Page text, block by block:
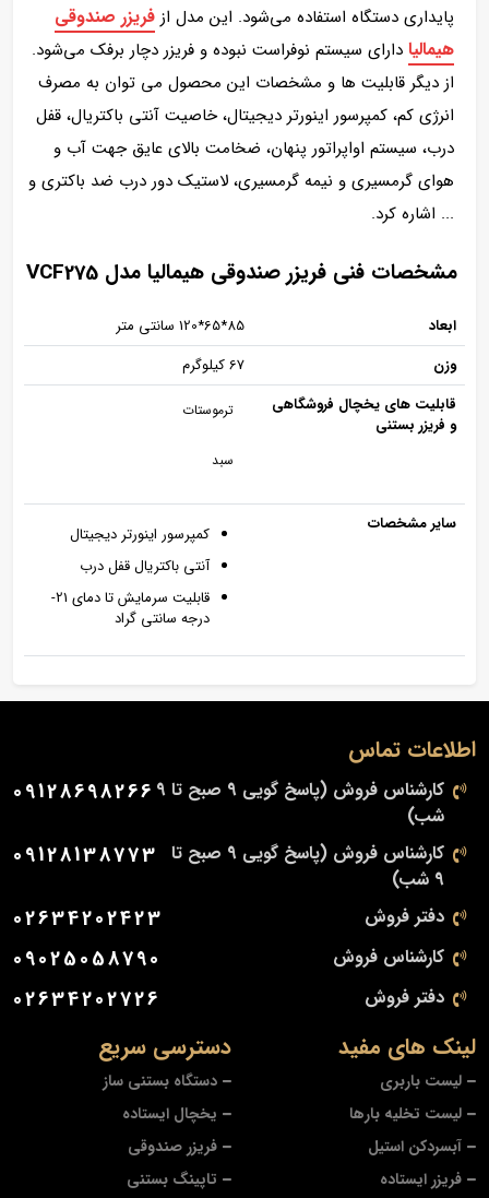
پایداری دستگاه استفاده می‌شود. این مدل از فریزر صندوقی
هیمالیا دارای سیستم نوفراست نبوده و فریزر دچار برفک می‌شود.
از دیگر قابلیت ها و مشخصات این محصول می توان به مصرف
انرژی کم، کمپرسور اینورتر دیجیتال، خاصیت آنتی باکتریال، قفل
درب، سیستم اواپراتور پنهان، ضخامت بالای عایق جهت آب و
هوای گرمسیری و نیمه گرمسیری، لاستیک دور درب ضد باکتری و
... اشاره کرد.
مشخصات فنی فریزر صندوقی هیمالیا مدل VCF275
ابعاد
85*65*120 سانتی‌ متر
وزن
67 کیلوگرم
قابلیت‌ های یخچال فروشگاهی
و فریزر بستنی
ترموستات
سبد
سایر مشخصات
کمپرسور اینورتر دیجیتال
آنتی باکتریال قفل درب
قابلیت سرمایش تا دمای 21-
درجه سانتی گراد
دسترسی سریع
دستگاه بستنی ساز
یخچال ایستاده
فریزر صندوقی
تاپینگ بستنی
لینک های مفید
لیست باربری
لیست تخلیه بارها
آبسردکن استیل
فریزر ایستاده
اطلاعات تماس
کارشناس فروش (پاسخ گویی 9 صبح تا 9
شب)
09128698266
کارشناس فروش (پاسخ گویی 9 صبح تا
9 شب)
09128138773
دفتر فروش 02634202423
کارشناس فروش 09025058790
دفتر فروش 02634202726